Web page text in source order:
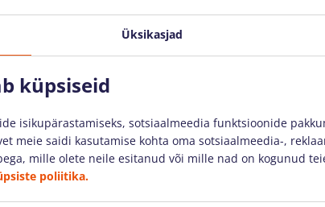
Üksikasjad
küpsiseid
isikupärastamiseks, sotsiaalmeedia funktsioonide
meie saidi kasutamise kohta oma sotsiaalmeedia-,
mille olete neile esitanud või mille nad on kogunud
poliitika.